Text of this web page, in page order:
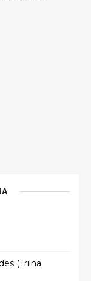
(Trilha